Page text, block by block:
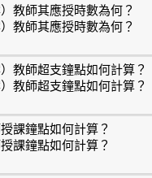
教師其應授時數為何？
教師其應授時數為何？
案）教師其應授時數為何？
教師超支鐘點如何計算？
教師超支鐘點如何計算？
案）教師超支鐘點如何計算
課鐘點如何計算？
課鐘點如何計算？
師授課鐘點如何計算？